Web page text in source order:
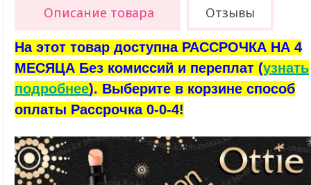
Описание товара Отзывы
На этот товар доступна РАССРОЧКА НА 4
МЕСЯЦА Без комиссий и переплат (узнать
подробнее). Выберите в корзине способ
оплаты Рассрочка 0-0-4!